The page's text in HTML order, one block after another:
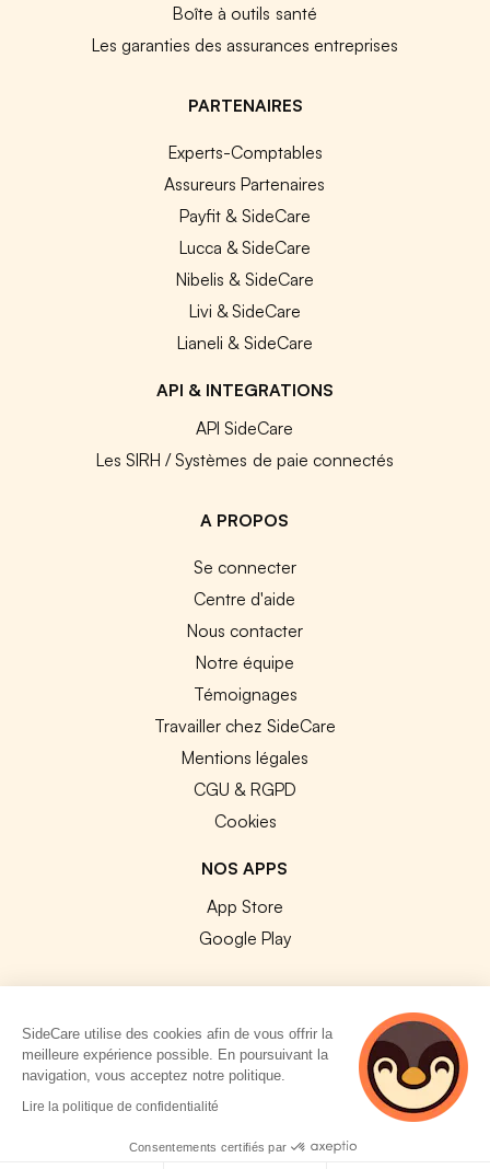
Boîte à outils santé
Les garanties des assurances entreprises
PARTENAIRES
Experts-Comptables
Assureurs Partenaires
Payfit & SideCare
Lucca & SideCare
Nibelis & SideCare
Livi & SideCare
Lianeli & SideCare
API & INTEGRATIONS
API SideCare
Les SIRH / Systèmes de paie connectés
A PROPOS
Se connecter
Centre d'aide
Nous contacter
Notre équipe
Témoignages
Travailler chez SideCare
Mentions légales
CGU & RGPD
Cookies
NOS APPS
App Store
Google Play
© 2026 SideCare. Tous droits réservés.
SideCare utilise des cookies afin de vous offrir la
meilleure expérience possible. En poursuivant la
navigation, vous acceptez notre politique.
Lire la politique de confidentialité
Consentements certifiés par
3 personnes
consultent
actuellement cette